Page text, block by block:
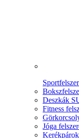
Deszkák
Fitness
Jóga
Kerékpárok